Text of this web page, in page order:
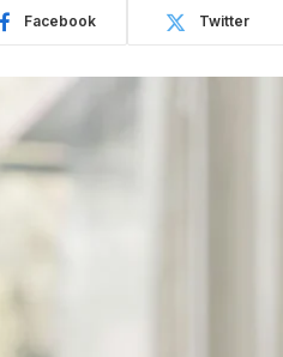
Facebook Twitter